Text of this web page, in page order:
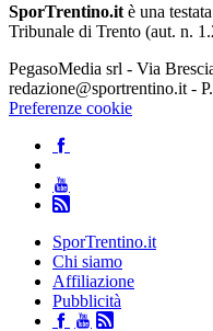
SporTrentino.it è una
Tribunale di Trento (aut. n.
PegasoMedia srl - Via
redazione@sportrentino.it -
Preferenze cookie
SporTrentino.it
Chi siamo
Affiliazione
Pubblicità